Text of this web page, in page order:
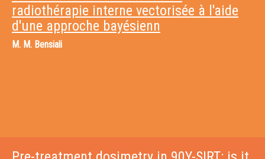
radiothérapie interne vectorisée à l'aide
d'une approche bayésienn
M. M. Bensiali